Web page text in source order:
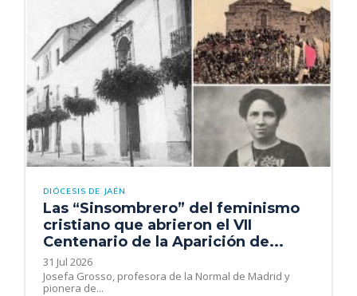
DIÓCESIS DE JAÉN
Las “Sinsombrero” del feminismo
cristiano que abrieron el VII
Centenario de la Aparición de...
31 Jul 2026
Josefa Grosso, profesora de la Normal de Madrid y
pionera de...